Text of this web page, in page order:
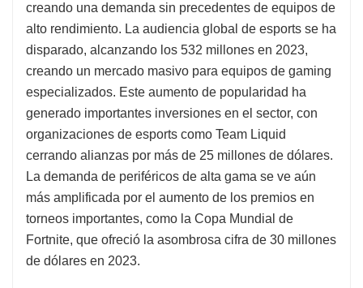
creando una demanda sin precedentes de equipos de
alto rendimiento. La audiencia global de esports se ha
disparado, alcanzando los 532 millones en 2023,
creando un mercado masivo para equipos de gaming
especializados. Este aumento de popularidad ha
generado importantes inversiones en el sector, con
organizaciones de esports como Team Liquid
cerrando alianzas por más de 25 millones de dólares.
La demanda de periféricos de alta gama se ve aún
más amplificada por el aumento de los premios en
torneos importantes, como la Copa Mundial de
Fortnite, que ofreció la asombrosa cifra de 30 millones
de dólares en 2023.